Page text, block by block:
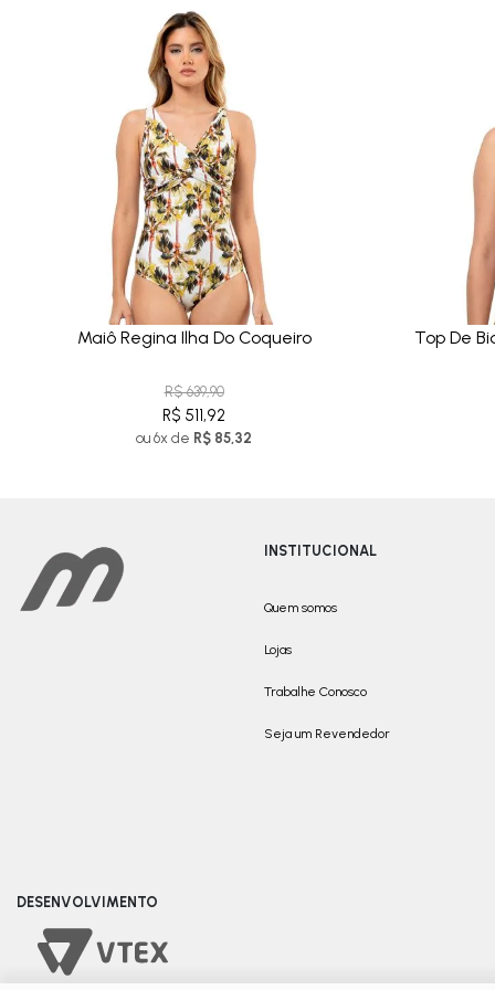
Maiô Regina Ilha Do Coqueiro
R$ 639,90
R$ 511,92
ou 6x de R$ 85,32
Top De
INSTITUCIONAL
Quem somos
Lojas
Trabalhe Conosco
Seja um Revendedor
DESENVOLVIMENTO